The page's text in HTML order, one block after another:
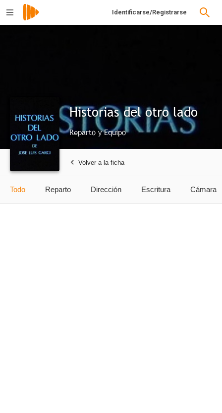
Identificarse/Registrarse
Historias del otro lado
Reparto y Equipo
Volver a la ficha
Todo Reparto Dirección Escritura Cámara